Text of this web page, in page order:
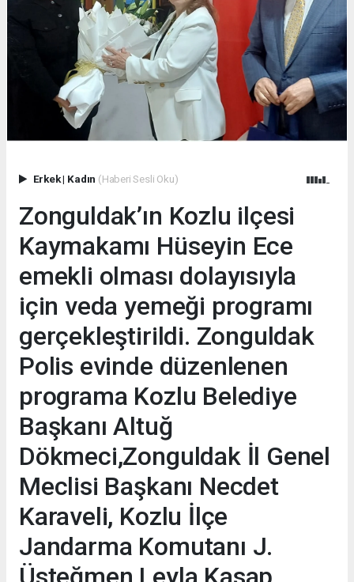
Erkek| Kadın (Haberi Sesli Oku)
Zonguldak’ın Kozlu ilçesi
Kaymakamı Hüseyin Ece
emekli olması dolayısıyla
için veda yemeği programı
gerçekleştirildi. Zonguldak
Polis evinde düzenlenen
programa Kozlu Belediye
Başkanı Altuğ
Dökmeci,Zonguldak İl Genel
Meclisi Başkanı Necdet
Karaveli, Kozlu İlçe
Jandarma Komutanı J.